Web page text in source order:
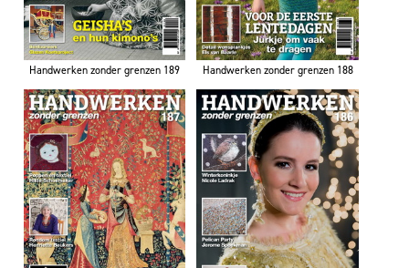
Handwerken zonder grenzen 189 Handwerken zonder grenzen 188